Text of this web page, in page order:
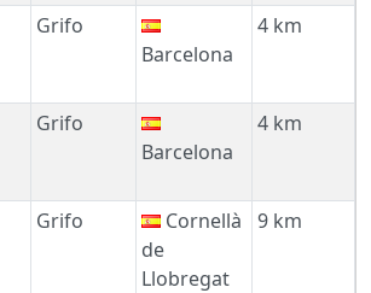
Grifo
Barcelona
4 km
Grifo
Barcelona
4 km
Grifo
Cornellà
de
Llobregat
9 km